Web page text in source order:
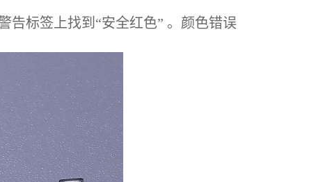
标签上找到“安全红色” 。颜色错误